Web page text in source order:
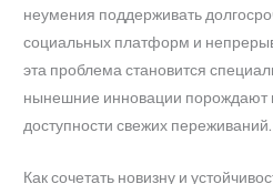
неумения поддерживать
социальных платформ и
эта проблема становится
нынешние инновации порождают
доступности свежих переживаний.
Как сочетать новизну и